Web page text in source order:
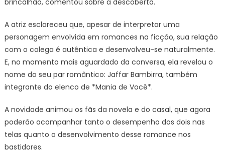
brincalhão, comentou sobre a descoberta.
A atriz esclareceu que, apesar de interpretar uma
personagem envolvida em romances na ficção, sua relação
com o colega é autêntica e desenvolveu-se naturalmente.
E, no momento mais aguardado da conversa, ela revelou o
nome do seu par romântico: Jaffar Bambirra, também
integrante do elenco de *Mania de Você*.
A novidade animou os fãs da novela e do casal, que agora
poderão acompanhar tanto o desempenho dos dois nas
telas quanto o desenvolvimento desse romance nos
bastidores.